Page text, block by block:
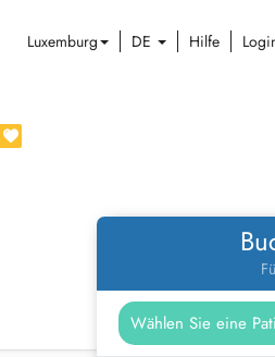
Luxemburg DE Hilfe